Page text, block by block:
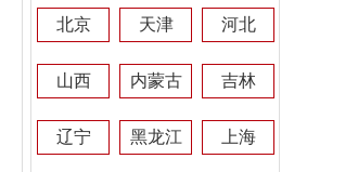
北京 天津 河北
山西 内蒙古 吉林
辽宁 黑龙江 上海